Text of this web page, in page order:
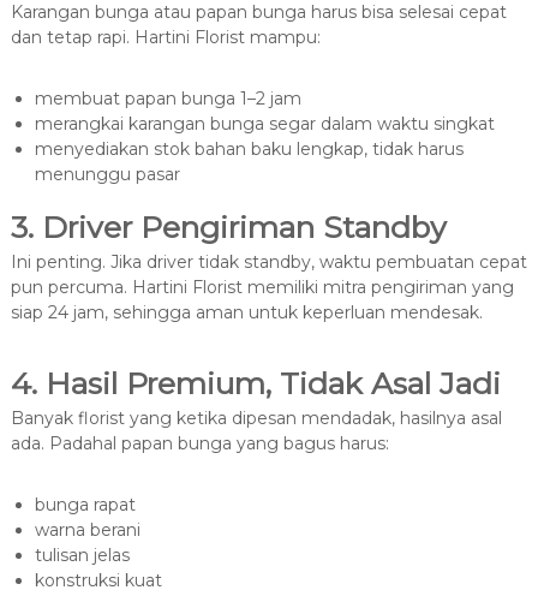
Karangan bunga atau papan bunga harus bisa selesai cepat
dan tetap rapi. Hartini Florist mampu:
membuat papan bunga 1–2 jam
merangkai karangan bunga segar dalam waktu singkat
menyediakan stok bahan baku lengkap, tidak harus
menunggu pasar
3. Driver Pengiriman Standby
Ini penting. Jika driver tidak standby, waktu pembuatan cepat
pun percuma. Hartini Florist memiliki mitra pengiriman yang
siap 24 jam, sehingga aman untuk keperluan mendesak.
4. Hasil Premium, Tidak Asal Jadi
Banyak florist yang ketika dipesan mendadak, hasilnya asal
ada. Padahal papan bunga yang bagus harus:
bunga rapat
warna berani
tulisan jelas
konstruksi kuat